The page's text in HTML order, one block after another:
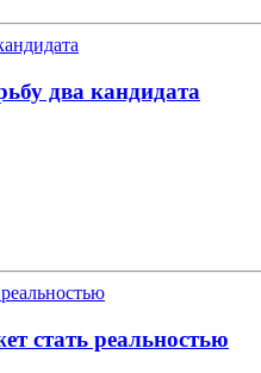
два кандидата
стать реальностью